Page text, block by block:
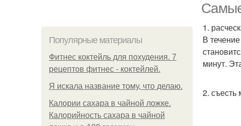
Популярные материалы
Фитнес коктейль для похудения. 7
рецептов фитнес - коктейлей.
Я искала название тому, что делаю.
Калории сахара в чайной ложке.
Калорийность сахара в чайной
1.
В
минут.
2.